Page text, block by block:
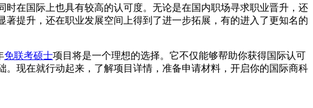
在国际上也具有较高的认可度。无论是在国内职场寻求职业晋升，还
提升，还在职业发展空间上得到了进一步拓展，有的进入了更知名的
免联考硕士项目将是一个理想的选择。它不仅能够帮助你获得国际认可
现在就行动起来，了解项目详情，准备申请材料，开启你的国际商科